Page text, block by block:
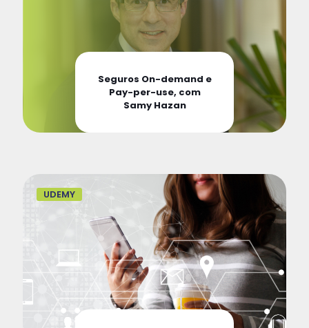
Seguros On-demand e
Pay-per-use, com
Samy Hazan
UDEMY